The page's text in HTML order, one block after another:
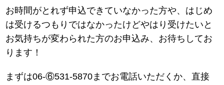
お時間がとれず申込できていなかった方や、はじめ
は受けるつもりではなかったけどやはり受けたいと
お気持ちが変わられた方のお申込み、お待ちしてお
ります！
まずは06-⑥531-5870までお電話いただくか、直接